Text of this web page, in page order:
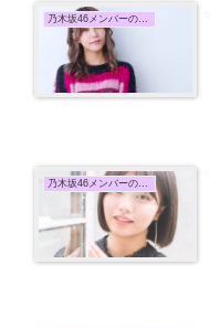
乃木坂46メンバーの愛用香水まとめ
乃木坂46メンバーの愛用香水まとめ